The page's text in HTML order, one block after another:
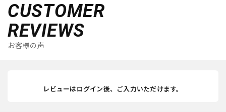
CUSTOMER
REVIEWS
お客様の声
レビューはログイン後、ご入力いただけます。